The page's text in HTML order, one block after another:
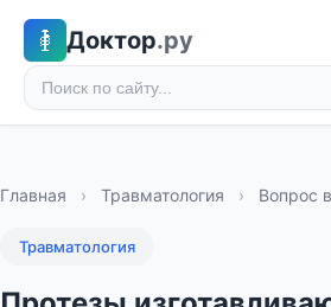
Доктор.ру
Главная › Травматология › Вопрос
Травматология